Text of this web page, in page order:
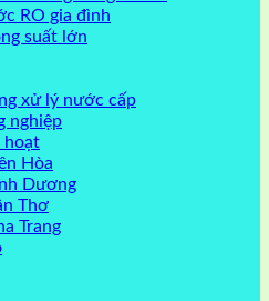
RO gia đình
suất lớn
xử lý nước cấp
nghiệp
hoạt
Hòa
Dương
Thơ
Trang